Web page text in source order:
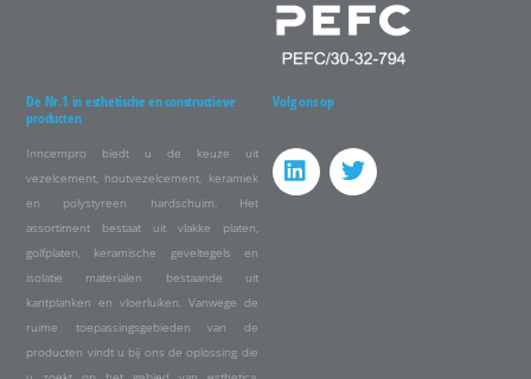
De Nr.1 in esthetische en constructieve
producten
Inncempro biedt u de keuze uit
vezelcement, houtvezelcement, keramiek
en polystyreen hardschuim. Het
assortiment bestaat uit vlakke platen,
golfplaten, keramische geveltegels en
isolatie materialen bestaande uit
kantplanken en vloerluiken. Vanwege de
ruime toepassingsgebieden van de
producten vindt u bij ons de oplossing die
Volg ons op